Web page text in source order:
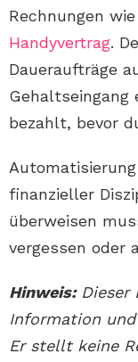
Rechnungen
Handyvertrag.
Daueraufträge
Gehaltseingang
bezahlt, bevor
finanzieller
überweisen
vergessen oder
Hinweis:Dieser
Information
Er stellt keine